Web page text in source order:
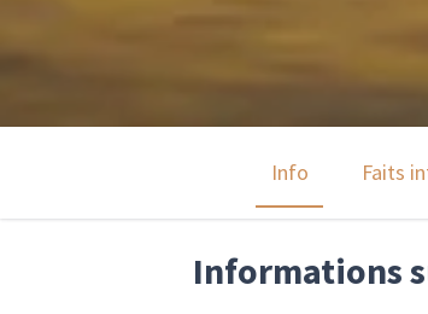
Info Faits
Informations